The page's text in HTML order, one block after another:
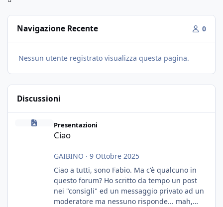
Navigazione Recente 0
Nessun utente registrato visualizza questa pagina.
Discussioni
Presentazioni
Ciao
GAIBINO · 9 Ottobre 2025
Ciao a tutti, sono Fabio. Ma c'è qualcuno in
questo forum? Ho scritto da tempo un post
nei "consigli" ed un messaggio privato ad un
moderatore ma nessuno risponde... mah,